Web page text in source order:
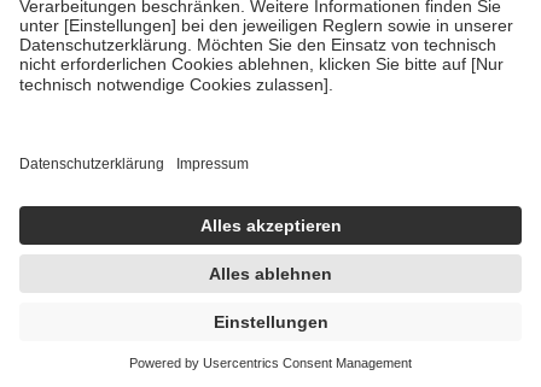
GKV getragen werden
• empfohlenen Schutzimpfungen
• Harn- und Blutteststreifen
getroffen, um sicherzustellen, dass es sich um echte Bewertungen
https://help.etrusted.com/hc/de/articles/4419944605341
Einige Bilder und Inhalte wurden unter Zuhilfenahme künstlicher